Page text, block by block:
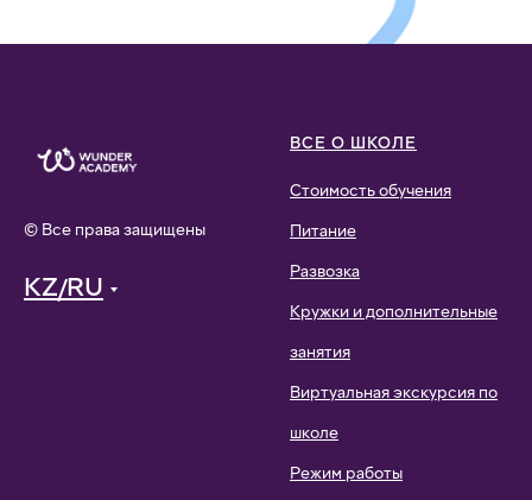
© Все права защищены
KZ/RU
ВСЕ О ШКОЛЕ
Стоимость обучения
Питание
Развозка
Кружки и дополнительные
занятия
Виртуальная экскурсия по
школе
Режим работы